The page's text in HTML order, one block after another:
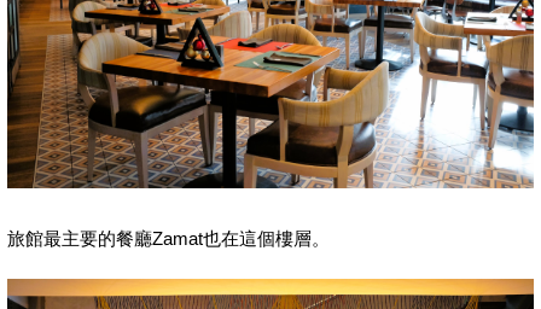
旅館最主要的餐廳Zamat也在這個樓層。